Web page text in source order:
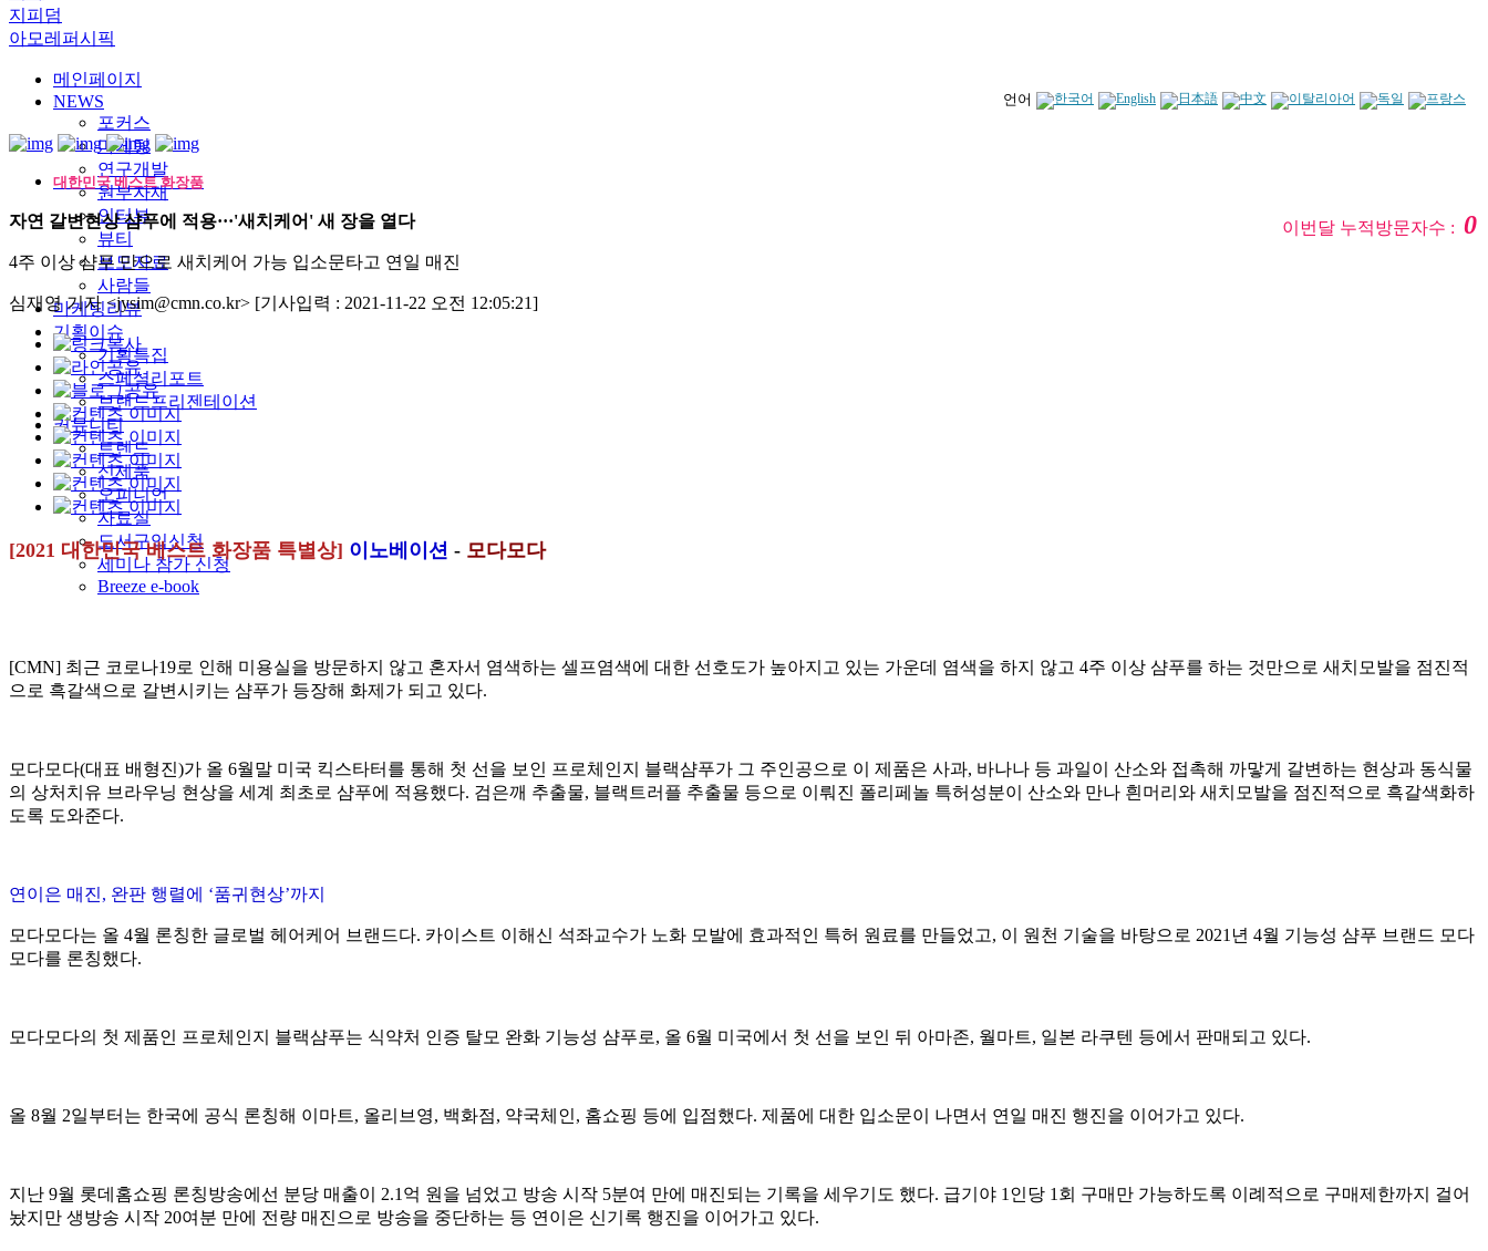
지피덤
아모레퍼시픽
언어
메인페이지
NEWS
포커스
마케팅
연구개발
원부자재
인터뷰
뷰티
보도자료
사람들
마케팅리뷰
기획이슈
기획특집
스페셜리포트
브랜드프리젠테이션
커뮤니티
트렌드
신제품
오피니언
자료실
도서구입신청
세미나 참가 신청
Breeze e-book
대한민국 베스트 화장품
이번달 누적방문자수 :0
자연 갈변현상 샴푸에 적용···'새치케어' 새 장을 열다
4주 이상 샴푸 만으로 새치케어 가능 입소문타고 연일 매진
심재영 기자 <jysim@cmn.co.kr> [기사입력 : 2021-11-22 오전 12:05:21]
[2021 대한민국 베스트 화장품 특별상] 이노베이션 - 모다모다
[CMN] 최근 코로나19로 인해 미용실을 방문하지 않고 혼자서 염색하는 셀프염색에 대한 선호도가 높아지고 있는 가운데 염색을 하지 않고 4주 이상 샴푸를 하는 것만으로 새치모발을 점진적
으로 흑갈색으로 갈변시키는 샴푸가 등장해 화제가 되고 있다.
모다모다(대표 배형진)가 올 6월말 미국 킥스타터를 통해 첫 선을 보인 프로체인지 블랙샴푸가 그 주인공으로 이 제품은 사과, 바나나 등 과일이 산소와 접촉해 까맣게 갈변하는 현상과 동식물
의 상처치유 브라우닝 현상을 세계 최초로 샴푸에 적용했다. 검은깨 추출물, 블랙트러플 추출물 등으로 이뤄진 폴리페놀 특허성분이 산소와 만나 흰머리와 새치모발을 점진적으로 흑갈색화하
도록 도와준다.
연이은 매진, 완판 행렬에 ‘품귀현상’까지
모다모다는 올 4월 론칭한 글로벌 헤어케어 브랜드다. 카이스트 이해신 석좌교수가 노화 모발에 효과적인 특허 원료를 만들었고, 이 원천 기술을 바탕으로 2021년 4월 기능성 샴푸 브랜드 모다
모다를 론칭했다.
모다모다의 첫 제품인 프로체인지 블랙샴푸는 식약처 인증 탈모 완화 기능성 샴푸로, 올 6월 미국에서 첫 선을 보인 뒤 아마존, 월마트, 일본 라쿠텐 등에서 판매되고 있다.
올 8월 2일부터는 한국에 공식 론칭해 이마트, 올리브영, 백화점, 약국체인, 홈쇼핑 등에 입점했다. 제품에 대한 입소문이 나면서 연일 매진 행진을 이어가고 있다.
지난 9월 롯데홈쇼핑 론칭방송에선 분당 매출이 2.1억 원을 넘었고 방송 시작 5분여 만에 매진되는 기록을 세우기도 했다. 급기야 1인당 1회 구매만 가능하도록 이례적으로 구매제한까지 걸어
놨지만 생방송 시작 20여분 만에 전량 매진으로 방송을 중단하는 등 연이은 신기록 행진을 이어가고 있다.